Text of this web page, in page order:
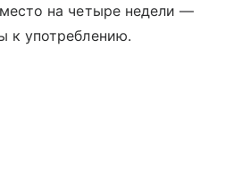
на четыре недели —
к употреблению.